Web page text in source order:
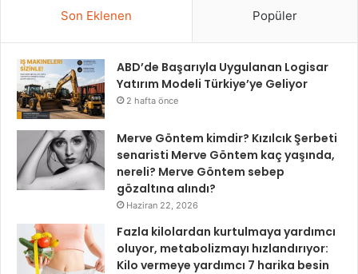
Son Eklenen Popüler
ABD’de Başarıyla Uygulanan Logisar
Yatırım Modeli Türkiye’ye Geliyor
2 hafta önce
Merve Göntem kimdir? Kızılcık Şerbeti
senaristi Merve Göntem kaç yaşında,
nereli? Merve Göntem sebep
gözaltına alındı?
Haziran 22, 2026
Fazla kilolardan kurtulmaya yardımcı
oluyor, metabolizmayı hızlandırıyor:
Kilo vermeye yardımcı 7 harika besin